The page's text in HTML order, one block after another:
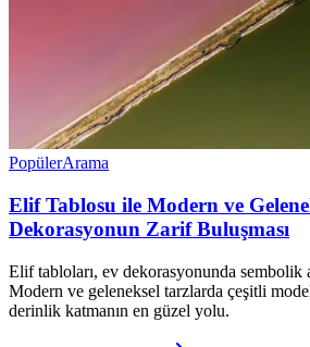
PopülerArama
Elif Tablosu ile Modern ve
Dekorasyonun Zarif Buluşması
Elif tabloları, ev dekorasyonunda sembolik
Modern ve geleneksel tarzlarda çeşitli
derinlik katmanın en güzel yolu.